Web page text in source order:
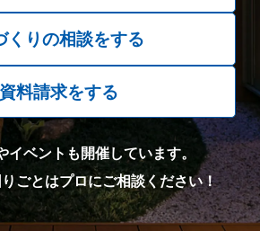
くりの相談をする
資料請求をする
イベントも開催しています。
ごとはプロにご相談ください！